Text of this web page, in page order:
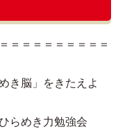
＝＝＝＝＝＝＝＝＝
き脳」をきたえよ
らめき力勉強会